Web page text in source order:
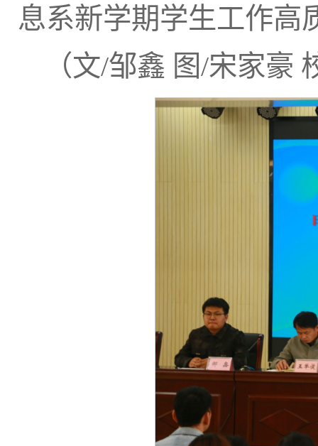
息系新学期学生工作高
（文/邹鑫 图/宋家豪